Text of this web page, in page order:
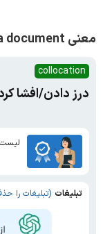
معنی leak a document | جمله با leak a document
collocation
درز دادن/افشا
تبلیغات (تبلیغات را